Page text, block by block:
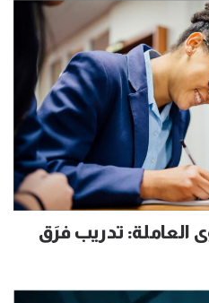
العاملة: تدريب فرَق